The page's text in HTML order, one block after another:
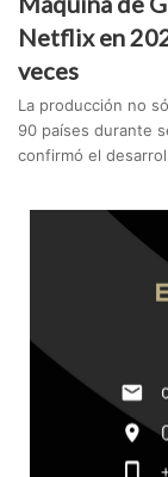
Netflix en
veces
La producción no
90 países durante
confirmó el